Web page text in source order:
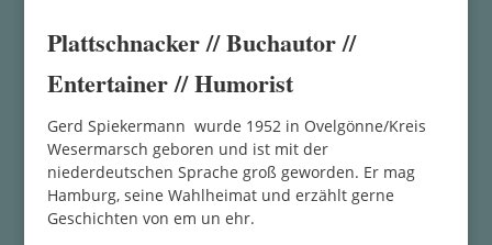
Plattschnacker // Buchautor //
Entertainer // Humorist
Gerd Spiekermann wurde 1952 in Ovelgönne/Kreis
Wesermarsch geboren und ist mit der
niederdeutschen Sprache groß geworden. Er mag
Hamburg, seine Wahlheimat und erzählt gerne
Geschichten von em un ehr.